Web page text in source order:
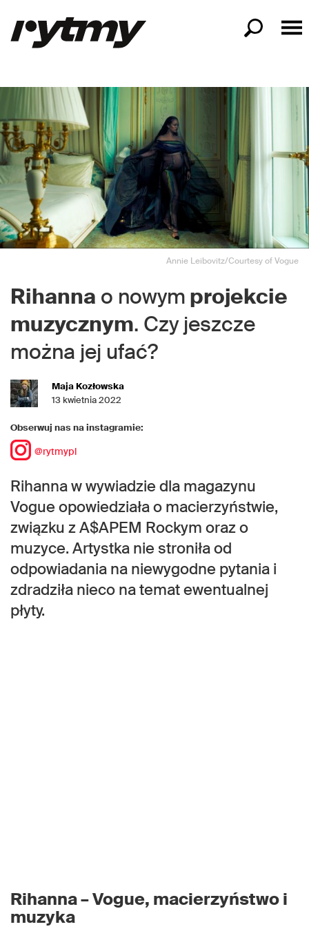
Annie Leibovitz/Courtesy of Vogue
Rihanna o nowym projekcie
muzycznym. Czy jeszcze
można jej ufać?
Maja Kozłowska
13 kwietnia 2022
Obserwuj nas na instagramie:
@rytmypl
Rihanna w wywiadzie dla magazynu
Vogue opowiedziała o macierzyństwie,
związku z A$APEM Rockym oraz o
muzyce. Artystka nie stroniła od
odpowiadania na niewygodne pytania i
zdradziła nieco na temat ewentualnej
płyty.
Rihanna – Vogue, macierzyństwo i
muzyka